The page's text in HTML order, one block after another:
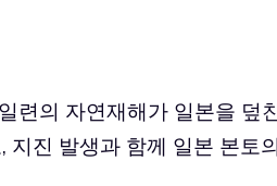
련의 자연재해가 일본을 덮
지진 발생과 함께 일본 본토